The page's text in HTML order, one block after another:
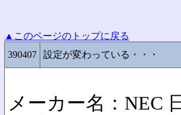
▲このページのトップに戻る
390407
設定が変わっている・・・
メーカー名：NEC